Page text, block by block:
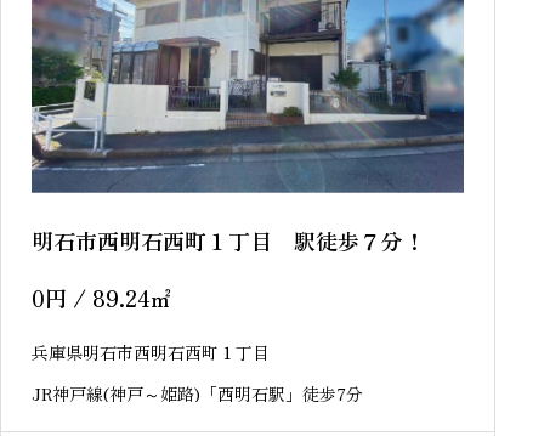
明石市西明石西町１丁目 駅徒歩７分！
0円 / 89.24㎡
兵庫県明石市西明石西町１丁目
JR神戸線(神戸～姫路)「西明石駅」徒歩7分